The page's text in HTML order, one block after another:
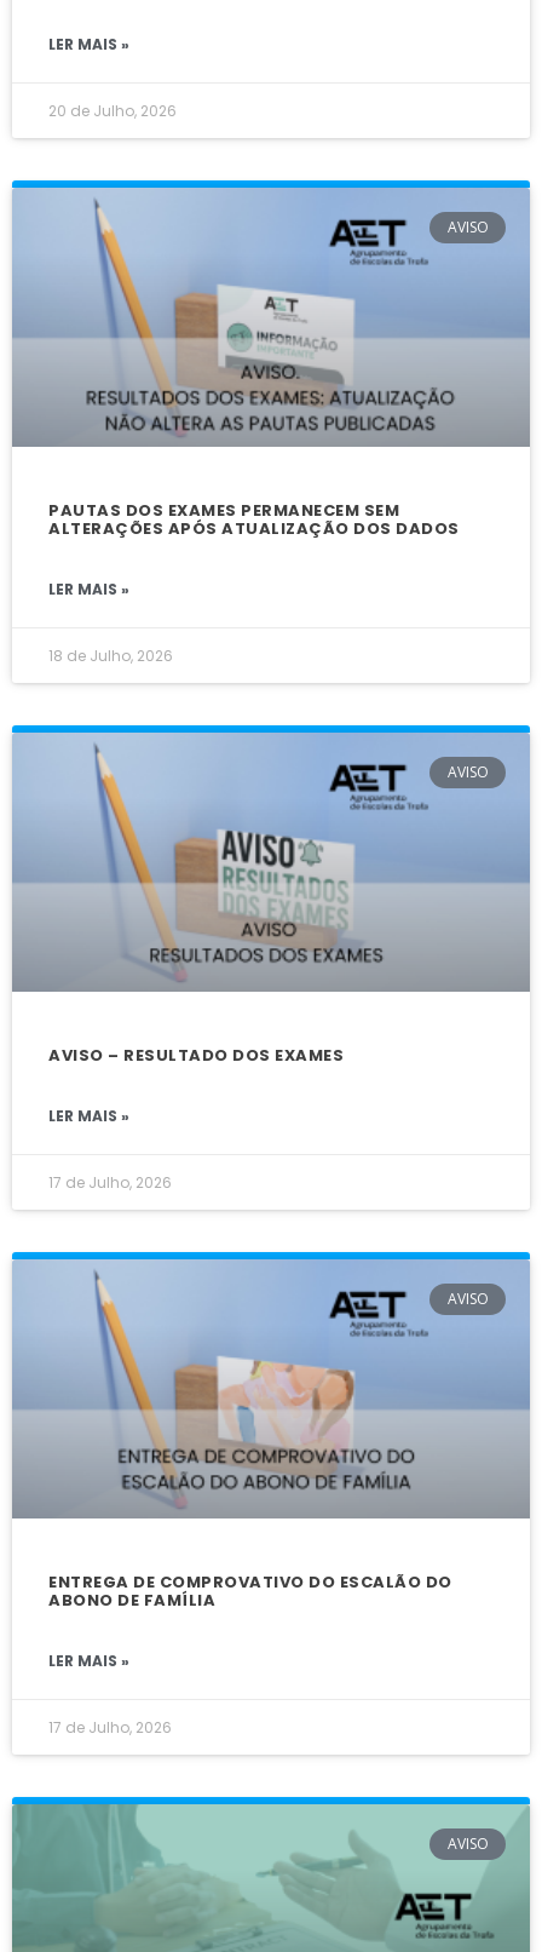
LER MAIS »
20 de Julho, 2026
AVISO
PAUTAS DOS EXAMES PERMANECEM SEM
ALTERAÇÕES APÓS ATUALIZAÇÃO DOS DADOS
LER MAIS »
18 de Julho, 2026
AVISO
AVISO – RESULTADO DOS EXAMES
LER MAIS »
17 de Julho, 2026
AVISO
ENTREGA DE COMPROVATIVO DO ESCALÃO DO
ABONO DE FAMÍLIA
LER MAIS »
17 de Julho, 2026
AVISO